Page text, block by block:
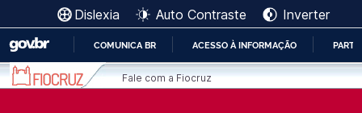
Ir para o conteúdo [1]
Ir para o menu [2]
Ir para a Busca [3]
IR
PARA
COMUNICA BR ACESSO À INFORMAÇÃO
Fale com a Fiocruz
Dislexia Auto Contraste Inverter